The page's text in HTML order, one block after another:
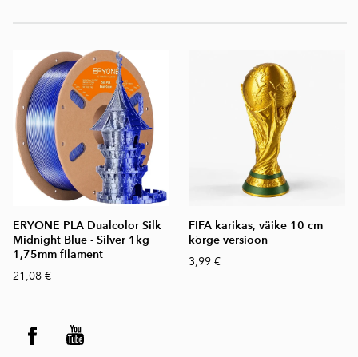
ERYONE PLA Dualcolor Silk
Midnight Blue - Silver 1kg
1,75mm filament
21,08 €
FIFA karikas, väike 10 cm
kõrge versioon
3,99 €